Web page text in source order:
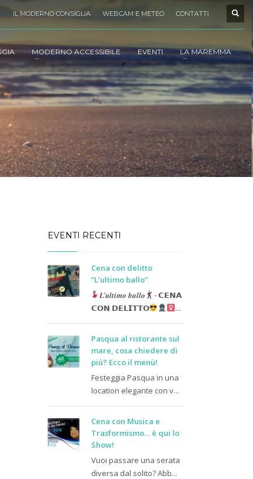
IL MODERNO CONSIGLIA WEBCAM E METEO CONTATTI
MODERNO ACCESSIBILE EVENTI LA MAREMMA
EVENTI RECENTI
Cena con delitto
“L’ultimo ballo”
𝑳’𝒖𝒍𝒕𝒊𝒎𝒐 𝒃𝒂𝒍𝒍𝒐
- 𝗖𝗘𝗡𝗔
𝗖𝗢𝗡 𝗗𝗘𝗟𝗜𝗧𝗧𝗢
...
Pasqua al ristorante sul
mare, cosa chiedere di
più? Ecco il menù!
Festeggia Pasqua in una
location elegante con v...
Cena con Musica e
Trasformismo… è qui lo
Show!
Vuoi passare una serata
diversa dal solito? Abb...